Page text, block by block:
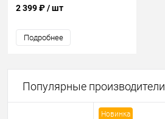
2 399 ₽/ шт
Подробнее
Популярные производители
Новинка